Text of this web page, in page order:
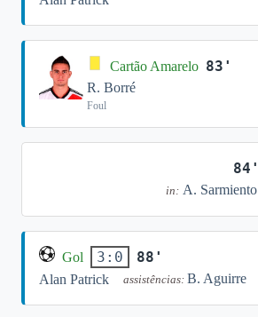
Cartão Amarelo 83'
R. Borré
Foul
84'
in: A. Sarmiento
Gol 3:0 88'
Alan Patrick assistências: B. Aguirre